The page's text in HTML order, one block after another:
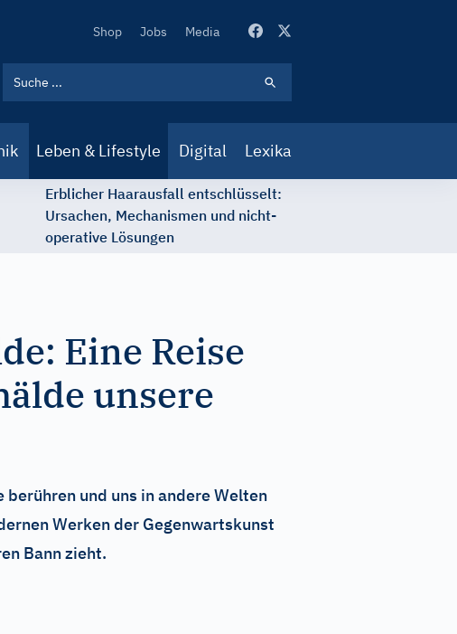
Secondary
Shop Jobs Media
Leben & Lifestyle Digital Lexika
Erblicher Haarausfall entschlüsselt:
Ursachen, Mechanismen und nicht-
operative Lösungen
Eine Reise
unsere
und uns in andere Welten
Werken der Gegenwartskunst
Bann zieht.